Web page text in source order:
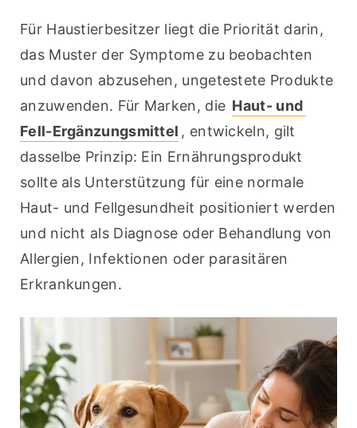
Für Haustierbesitzer liegt die Priorität darin,
das Muster der Symptome zu beobachten
und davon abzusehen, ungetestete Produkte
anzuwenden. Für Marken, die Haut- und
Fell-Ergänzungsmittel , entwickeln, gilt
dasselbe Prinzip: Ein Ernährungsprodukt
sollte als Unterstützung für eine normale
Haut- und Fellgesundheit positioniert werden
und nicht als Diagnose oder Behandlung von
Allergien, Infektionen oder parasitären
Erkrankungen.